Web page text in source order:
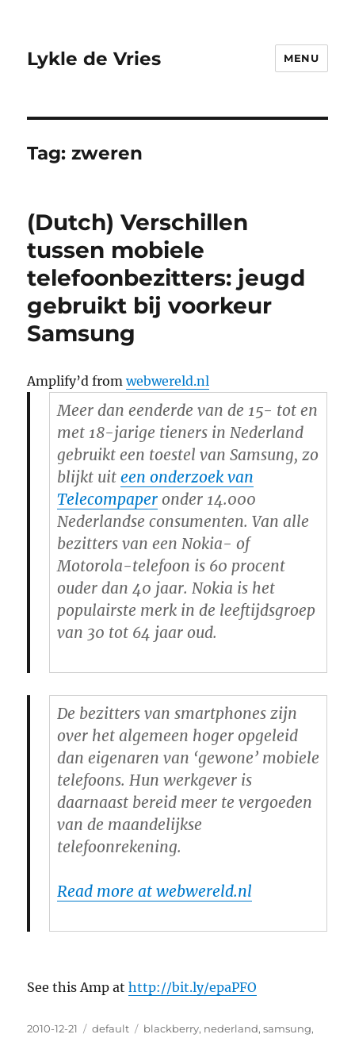
Lykle de Vries MENU
Tag:zweren
(Dutch) Verschillen
tussen mobiele
telefoonbezitters: jeugd
gebruikt bij voorkeur
Samsung
Amplify’d fromwebwereld.nl
Meer dan eenderde van de 15- tot en
met 18-jarige tieners in Nederland
gebruikt een toestel van Samsung, zo
blijkt uit een onderzoek van
Telecompaperonder 14.000
Nederlandse consumenten. Van alle
bezitters van een Nokia- of
Motorola-telefoon is 60 procent
ouder dan 40 jaar. Nokia is het
populairste merk in de leeftijdsgroep
van 30 tot 64 jaar oud.
De bezitters van smartphones zijn
over het algemeen hoger opgeleid
dan eigenaren van ‘gewone’ mobiele
telefoons. Hun werkgever is
daarnaast bereid meer te vergoeden
van de maandelijkse
telefoonrekening.
Read more at webwereld.nl
See this Amp athttp://bit.ly/epaPFO
Posted
2010-12-21 Categories
default Tags
blackberry, nederland,samsung,